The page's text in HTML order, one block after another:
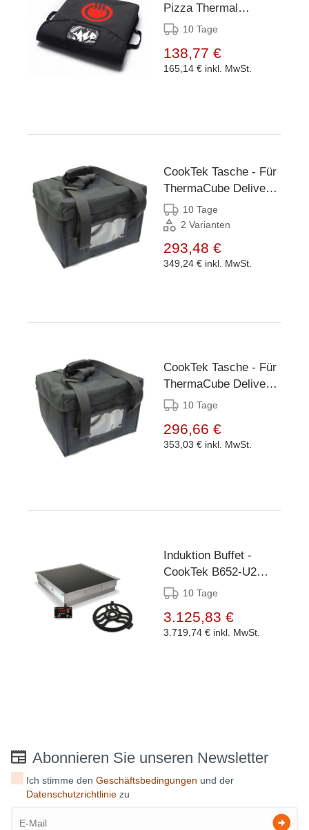
Pizza Thermal
Delivery System 18"
10 Tage
138,77 €
165,14 € inkl. MwSt.
CookTek Tasche - Für
ThermaCube Delivery
System Small
10 Tage
2 Varianten
293,48 €
349,24 € inkl. MwSt.
CookTek Tasche - Für
ThermaCube Delivery
System Tall
10 Tage
296,66 €
353,03 € inkl. MwSt.
Induktion Buffet -
CookTek B652-U2
Incogneeto2 - 650W
10 Tage
3.125,83 €
3.719,74 € inkl. MwSt.
Abonnieren Sie unseren Newsletter
Ich stimme denGeschäftsbedingungen und der
Datenschutzrichtlinie zu